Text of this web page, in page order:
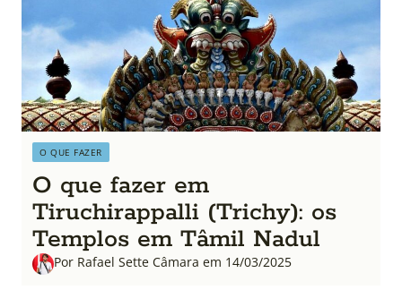
O QUE FAZER
O que fazer em
Tiruchirappalli (Trichy): os
Templos em Tâmil Nadul
Por Rafael Sette Câmara em 14/03/2025